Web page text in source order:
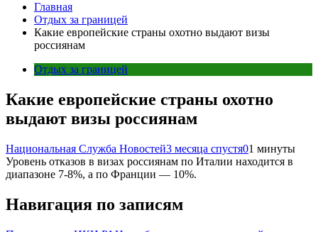
Главная
Отдых за границей
Какие европейские страны охотно выдают визы
россиянам
Отдых за границей
Какие европейские страны охотно
выдают визы россиянам
Национальная Служба Новостей3 месяца спустя01 минуты
Уровень отказов в визах россиянам по Италии находится в
диапазоне 7-8%, а по Франции — 10%.
Навигация по записям